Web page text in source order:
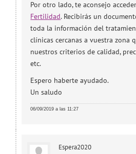
Por otro lado, te aconsejo
Fertilidad. Recibirás un
toda la información del
clínicas cercanas a vuestra zona
nuestros criterios de calidad,
etc.
Espero haberte ayudado.
Un saludo
06/09/2019 a las 11:27
Espera2020